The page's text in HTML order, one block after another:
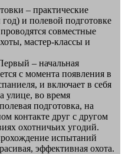
– практические
и полевой подготовке
совместные
мастер-классы и
– начальная
с момента появления в
и включает в себя
улице, во время
подготовка, на
контакте друг с другом
охотничьих угодий.
испытаний
эффективная охота.